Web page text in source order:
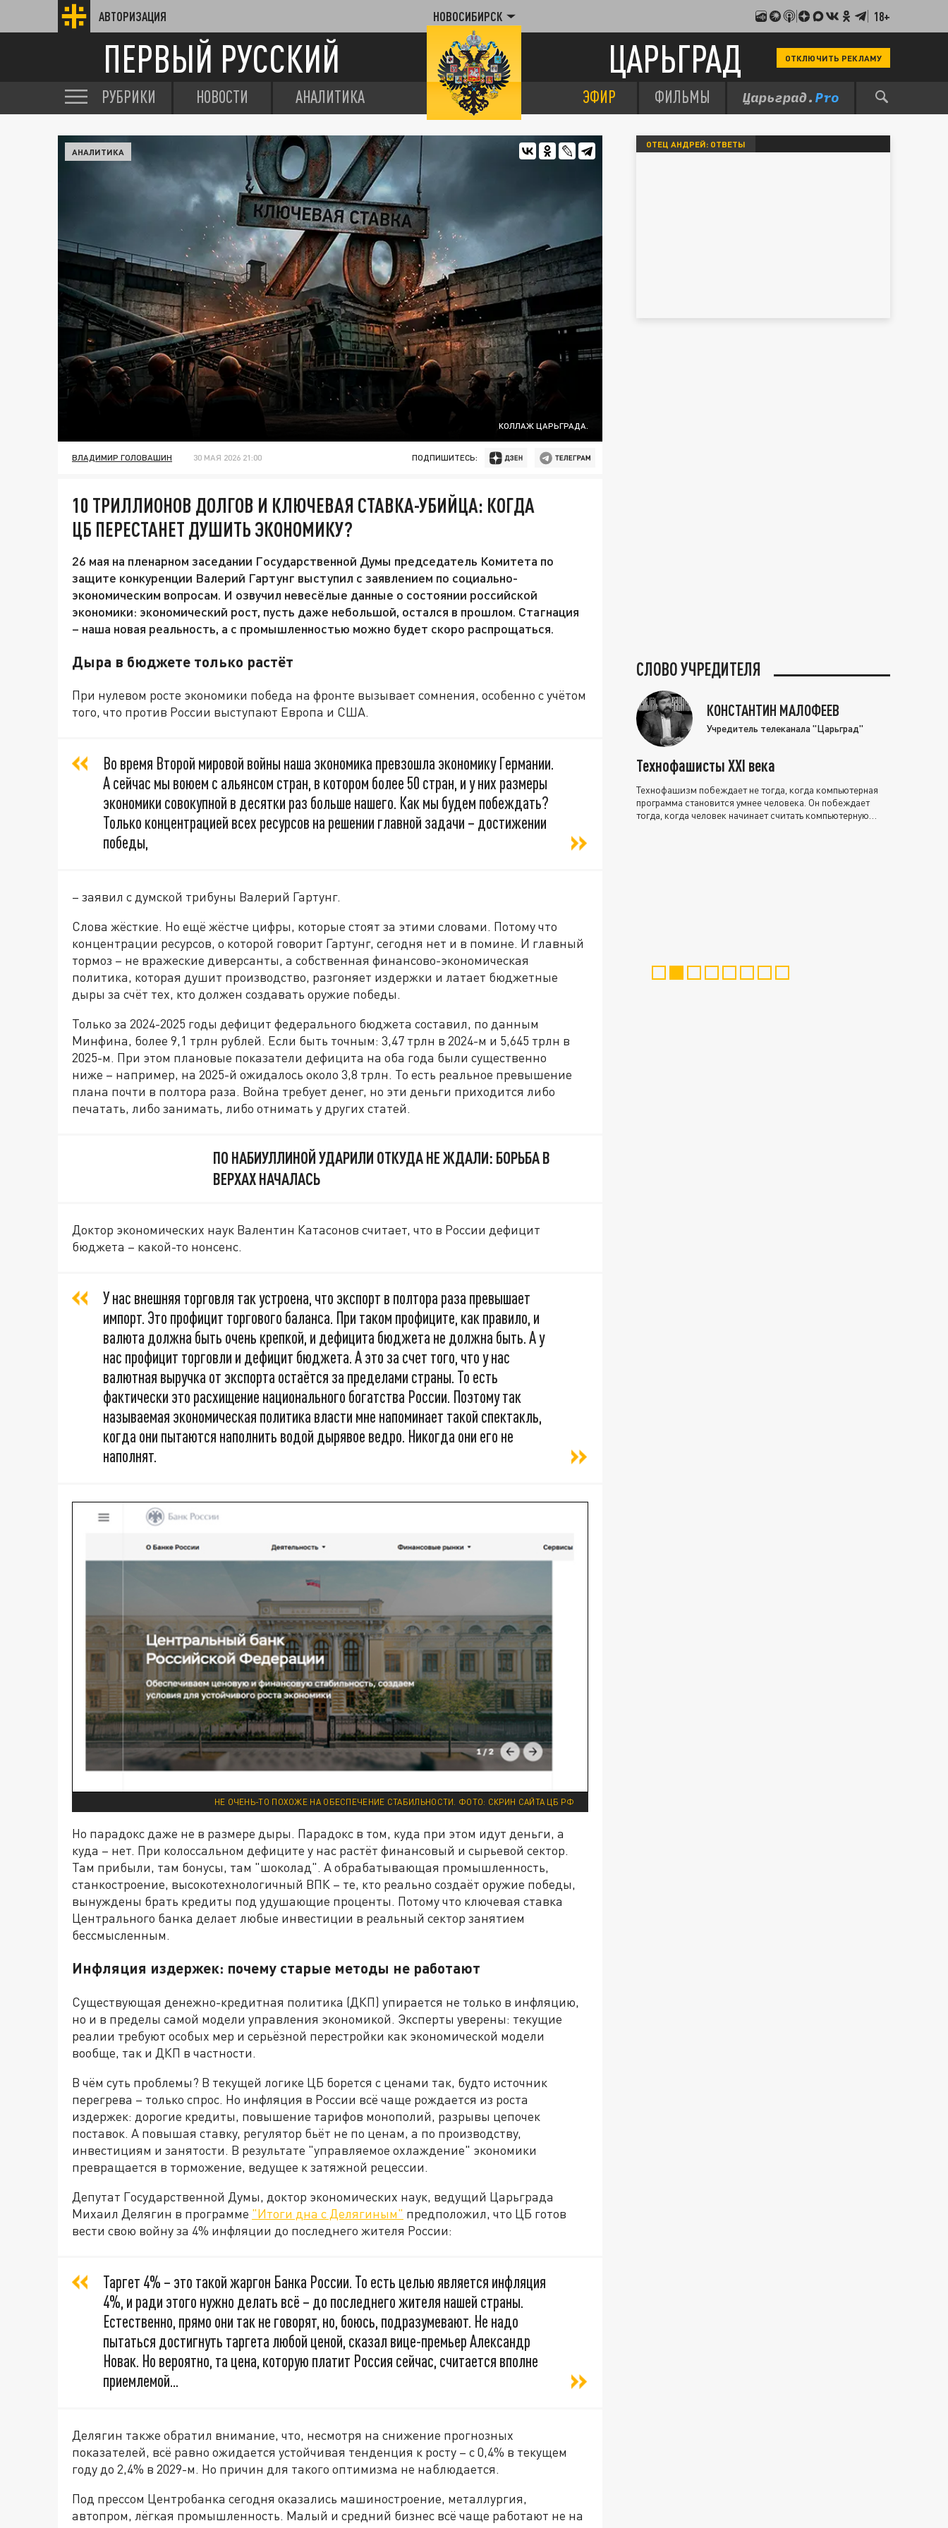
АВТОРИЗАЦИЯ НОВОСИБИРСК 18+
ПЕРВЫЙ РУССКИЙ ЦАРЬГРАД ОТКЛЮЧИТЬ РЕКЛАМУ
РУБРИКИ НОВОСТИ АНАЛИТИКА ЭФИР ФИЛЬМЫ
КОЛЛАЖ ЦАРЬГРАДА.
АНАЛИТИКА
ВЛАДИМИР ГОЛОВАШИН 30 МАЯ 2026 21:00 ПОДПИШИТЕСЬ:
10 ТРИЛЛИОНОВ ДОЛГОВ И КЛЮЧЕВАЯ СТАВКА-УБИЙЦА: КОГДА
ЦБ ПЕРЕСТАНЕТ ДУШИТЬ ЭКОНОМИКУ?
26 мая на пленарном заседании Государственной Думы председатель Комитета по
защите конкуренции Валерий Гартунг выступил с заявлением по социально-
экономическим вопросам. И озвучил невесёлые данные о состоянии российской
экономики: экономический рост, пусть даже небольшой, остался в прошлом. Стагнация
– наша новая реальность, а с промышленностью можно будет скоро распрощаться.
Дыра в бюджете только растёт
При нулевом росте экономики победа на фронте вызывает сомнения, особенно с учётом
того, что против России выступают Европа и США.
Во время Второй мировой войны наша экономика превзошла экономику Германии.
А сейчас мы воюем с альянсом стран, в котором более 50 стран, и у них размеры
экономики совокупной в десятки раз больше нашего. Как мы будем побеждать?
Только концентрацией всех ресурсов на решении главной задачи – достижении
победы,
– заявил с думской трибуны Валерий Гартунг.
Слова жёсткие. Но ещё жёстче цифры, которые стоят за этими словами. Потому что
концентрации ресурсов, о которой говорит Гартунг, сегодня нет и в помине. И главный
тормоз – не вражеские диверсанты, а собственная финансово-экономическая
политика, которая душит производство, разгоняет издержки и латает бюджетные
дыры за счёт тех, кто должен создавать оружие победы.
Только за 2024-2025 годы дефицит федерального бюджета составил, по данным
Минфина, более 9,1 трлн рублей. Если быть точным: 3,47 трлн в 2024-м и 5,645 трлн в
2025-м. При этом плановые показатели дефицита на оба года были существенно
ниже – например, на 2025-й ожидалось около 3,8 трлн. То есть реальное превышение
плана почти в полтора раза. Война требует денег, но эти деньги приходится либо
печатать, либо занимать, либо отнимать у других статей.
ПО НАБИУЛЛИНОЙ УДАРИЛИ ОТКУДА НЕ ЖДАЛИ: БОРЬБА В
ВЕРХАХ НАЧАЛАСЬ
Доктор экономических наук Валентин Катасонов считает, что в России дефицит
бюджета – какой-то нонсенс.
У нас внешняя торговля так устроена, что экспорт в полтора раза превышает
импорт. Это профицит торгового баланса. При таком профиците, как правило, и
валюта должна быть очень крепкой, и дефицита бюджета не должна быть. А у
нас профицит торговли и дефицит бюджета. А это за счет того, что у нас
валютная выручка от экспорта остаётся за пределами страны. То есть
фактически это расхищение национального богатства России. Поэтому так
называемая экономическая политика власти мне напоминает такой спектакль,
когда они пытаются наполнить водой дырявое ведро. Никогда они его не
наполнят.
НЕ ОЧЕНЬ-ТО ПОХОЖЕ НА ОБЕСПЕЧЕНИЕ СТАБИЛЬНОСТИ. ФОТО: СКРИН САЙТА ЦБ РФ
Но парадокс даже не в размере дыры. Парадокс в том, куда при этом идут деньги, а
куда – нет. При колоссальном дефиците у нас растёт финансовый и сырьевой сектор.
Там прибыли, там бонусы, там "шоколад". А обрабатывающая промышленность,
станкостроение, высокотехнологичный ВПК – те, кто реально создаёт оружие победы,
вынуждены брать кредиты под удушающие проценты. Потому что ключевая ставка
Центрального банка делает любые инвестиции в реальный сектор занятием
бессмысленным.
Инфляция издержек: почему старые методы не работают
Существующая денежно-кредитная политика (ДКП) упирается не только в инфляцию,
но и в пределы самой модели управления экономикой. Эксперты уверены: текущие
реалии требуют особых мер и серьёзной перестройки как экономической модели
вообще, так и ДКП в частности.
В чём суть проблемы? В текущей логике ЦБ борется с ценами так, будто источник
перегрева – только спрос. Но инфляция в России всё чаще рождается из роста
издержек: дорогие кредиты, повышение тарифов монополий, разрывы цепочек
поставок. А повышая ставку, регулятор бьёт не по ценам, а по производству,
инвестициям и занятости. В результате "управляемое охлаждение" экономики
превращается в торможение, ведущее к затяжной рецессии.
Депутат Государственной Думы, доктор экономических наук, ведущий Царьграда
Михаил Делягин в программе "Итоги дна с Делягиным" предположил, что ЦБ готов
вести свою войну за 4% инфляции до последнего жителя России:
Таргет 4% – это такой жаргон Банка России. То есть целью является инфляция
4%, и ради этого нужно делать всё – до последнего жителя нашей страны.
Естественно, прямо они так не говорят, но, боюсь, подразумевают. Не надо
пытаться достигнуть таргета любой ценой, сказал вице-премьер Александр
Новак. Но вероятно, та цена, которую платит Россия сейчас, считается вполне
приемлемой...
Делягин также обратил внимание, что, несмотря на снижение прогнозных
показателей, всё равно ожидается устойчивая тенденция к росту – с 0,4% в текущем
году до 2,4% в 2029-м. Но причин для такого оптимизма не наблюдается.
Под прессом Центробанка сегодня оказались машиностроение, металлургия,
автопром, лёгкая промышленность. Малый и средний бизнес всё чаще работают не на
ОТЕЦ АНДРЕЙ: ОТВЕТЫ
СЛОВО УЧРЕДИТЕЛЯ
КОНСТАНТИН МАЛОФЕЕВ
Учредитель телеканала "Царьград"
Технофашисты XXI века
Технофашизм побеждает не тогда, когда компьютерная
программа становится умнее человека. Он побеждает
тогда, когда человек начинает считать компьютерную